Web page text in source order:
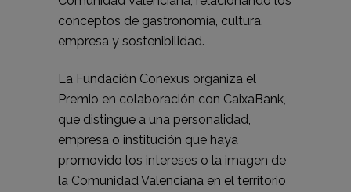
conceptos de gastronomía, cultura,
empresa y sostenibilidad.
La Fundación Conexus organiza el
Premio en colaboración con CaixaBank,
que distingue a una personalidad,
empresa o institución que haya
promovido los intereses o la imagen de
la Comunidad Valenciana en el territorio